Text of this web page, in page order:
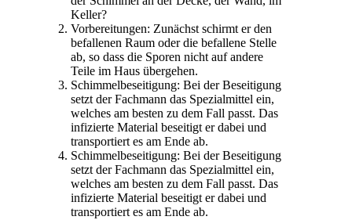
Keller?
Vorbereitungen: Zunächst schirmt er den
befallenen Raum oder die befallene Stelle
ab, so dass die Sporen nicht auf andere
Teile im Haus übergehen.
Schimmelbeseitigung: Bei der Beseitigung
setzt der Fachmann das Spezialmittel ein,
welches am besten zu dem Fall passt. Das
infizierte Material beseitigt er dabei und
transportiert es am Ende ab.
Schimmelbeseitigung: Bei der Beseitigung
setzt der Fachmann das Spezialmittel ein,
welches am besten zu dem Fall passt. Das
infizierte Material beseitigt er dabei und
transportiert es am Ende ab.